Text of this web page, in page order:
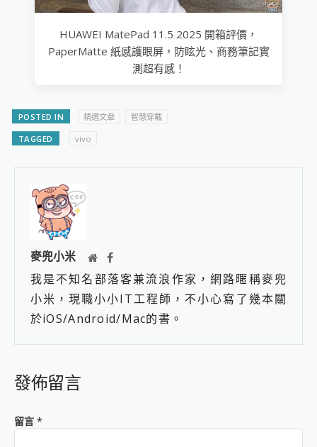
HUAWEI MatePad 11.5 2025 開箱評價，
PaperMatte 紙感護眼屏，防眩光、商務筆記實
測超有感！
POSTED IN 精選文章 智慧穿戴
TAGGED vivo
麥兜小米
我是不知名部落客兼流浪作家，網路暱稱麥兜
小米，現職小小IT工程師，不小心寫了幾本關
於iOS/Android/Mac的書。
發佈留言
留言 *